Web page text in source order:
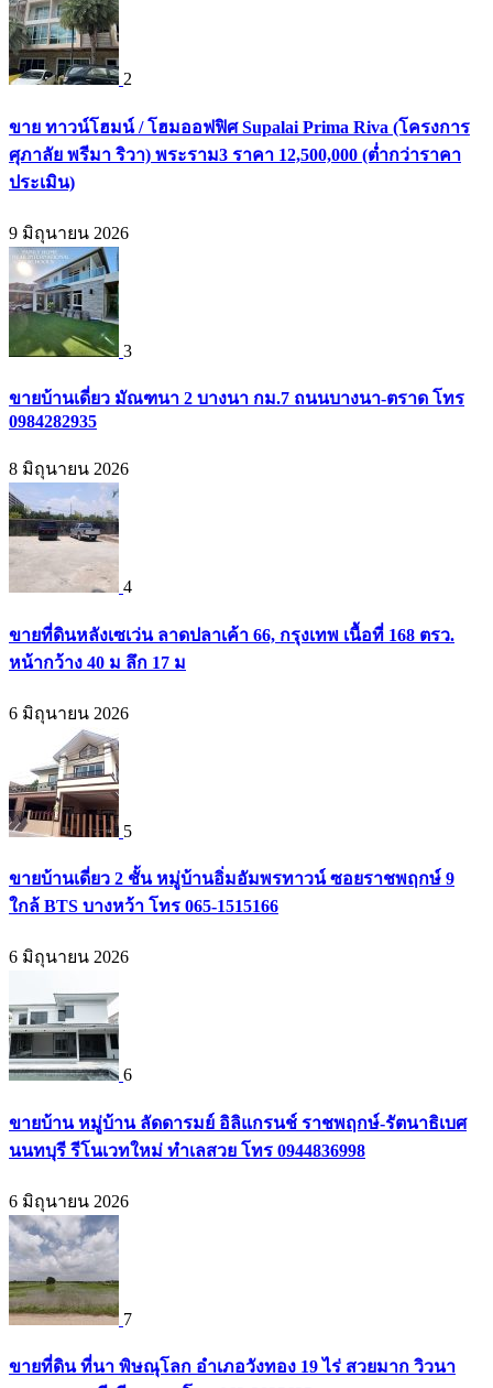
2
ขาย ทาวน์โฮมน์ / โฮมออฟฟิศ Supalai Prima Riva (โครงการ
ศุภาลัย พรีมา ริวา) พระราม3 ราคา 12,500,000 (ต่ำกว่าราคา
ประเมิน)
9 มิถุนายน 2026
3
ขายบ้านเดี่ยว มัณฑนา 2 บางนา กม.7 ถนนบางนา-ตราด โทร
0984282935
8 มิถุนายน 2026
4
ขายที่ดินหลังเซเว่น ลาดปลาเค้า 66, กรุงเทพ เนื้อที่ 168 ตรว.
หน้ากว้าง 40 ม ลึก 17 ม
6 มิถุนายน 2026
5
ขายบ้านเดี่ยว 2 ชั้น หมู่บ้านอิ่มอัมพรทาวน์ ซอยราชพฤกษ์ 9
ใกล้ BTS บางหว้า โทร 065-1515166
6 มิถุนายน 2026
6
ขายบ้าน หมู่บ้าน ลัดดารมย์ อิลิแกรนช์ ราชพฤกษ์-รัตนาธิเบศ
นนทบุรี รีโนเวทใหม่ ทำเลสวย โทร 0944836998
6 มิถุนายน 2026
7
ขายที่ดิน ที่นา พิษณุโลก อำเภอวังทอง 19 ไร่ สวยมาก วิวนา